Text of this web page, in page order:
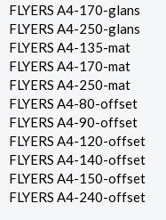
FLYERS A4-170-glans
FLYERS A4-250-glans
FLYERS A4-135-mat
FLYERS A4-170-mat
FLYERS A4-250-mat
FLYERS A4-80-offset
FLYERS A4-90-offset
FLYERS A4-120-offset
FLYERS A4-140-offset
FLYERS A4-150-offset
FLYERS A4-240-offset